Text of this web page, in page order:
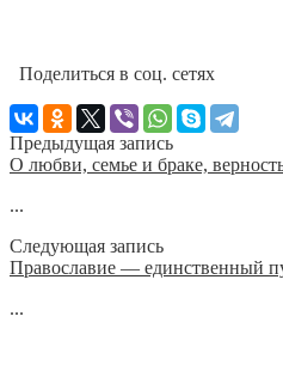
Поделиться в соц. сетях
Предыдущая запись
О любви, семье и браке,
...
Следующая запись
Православие — единственный
...